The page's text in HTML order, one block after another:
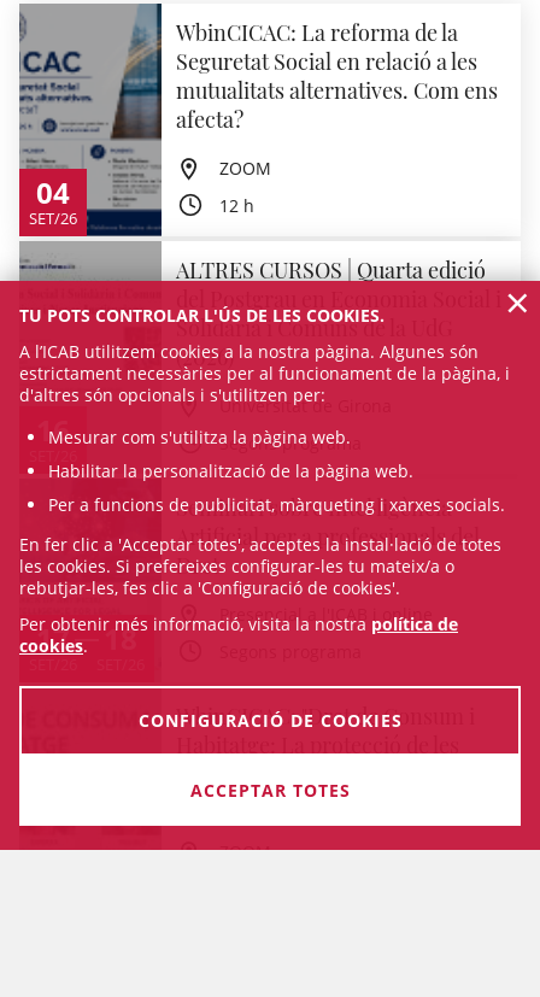
04
SET/26
WbinCICAC: La reforma de la
Seguretat Social en relació a les
mutualitats alternatives. Com ens
afecta?
ZOOM
12 h
16
ALTRES CURSOS | Quarta edició
Solidària i Comuns de la UdG
(2026)
Universitat de Girona
Segons programa
17 18
Seminari sobre Intel·ligència
Artificial per a professionals del
Dret
Presencial a l'ICAB i online
WbinCICAC: "Dret de Consum i
matèria d'habitatge"
ZOOM
TU POTS CONTROLAR L'ÚS DE LES COOKIES.
A l’ICAB utilitzem cookies a la nostra pàgina. Algunes són
estrictament necessàries per al funcionament de la pàgina, i
d'altres són opcionals i s'utilitzen per:
Mesurar com s'utilitza la pàgina web.
Habilitar la personalització de la pàgina web.
Per a funcions de publicitat, màrqueting i xarxes socials.
En fer clic a 'Acceptar totes', acceptes la instal·lació de totes
les cookies. Si prefereixes configurar-les tu mateix/a o
rebutjar-les, fes clic a 'Configuració de cookies'.
Per obtenir més informació, visita la nostra política de
cookies.
CONFIGURACIÓ DE COOKIES
ACCEPTAR TOTES
×